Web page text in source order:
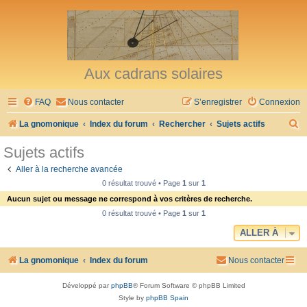
Aux cadrans solaires
FAQ Nous contacter Connexion
S’enregistrer
La gnomonique Index du forum Rechercher Sujets actifs
h
Sujets actifs
Aller à la recherche avancée
0 résultat trouvé • Page 1sur 1
Aucun sujet ou message ne correspond à vos critères de recherche.
0 résultat trouvé • Page 1sur 1
ALLER À
La gnomonique Index du forum Nous contacter
Développé parphpBB® Forum Software © phpBB Limited
Style by phpBB Spain